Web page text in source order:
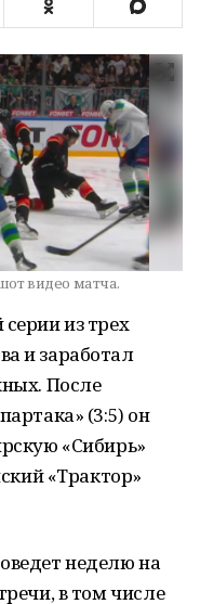
видео матча.
из трех
и заработал
После
(3:5) он
«Сибирь»
«Трактор»
неделю на
в том числе